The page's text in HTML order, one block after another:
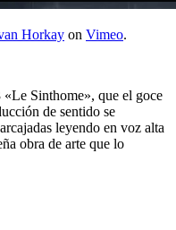
Horkay on Vimeo.
Sinthome», que el goce
de sentido se
leyendo en voz alta
obra de arte que lo